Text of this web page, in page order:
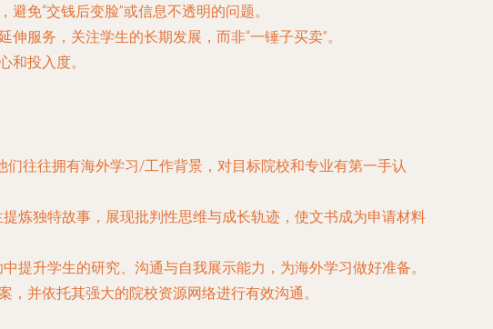
免“交钱后变脸”或信息不透明的问题。
服务，关注学生的长期发展，而非“一锤子买卖”。
和投入度。
往往拥有海外学习/工作背景，对目标院校和专业有第一手认
炼独特故事，展现批判性思维与成长轨迹，使文书成为申请材料
提升学生的研究、沟通与自我展示能力，为海外学习做好准备。
并依托其强大的院校资源网络进行有效沟通。